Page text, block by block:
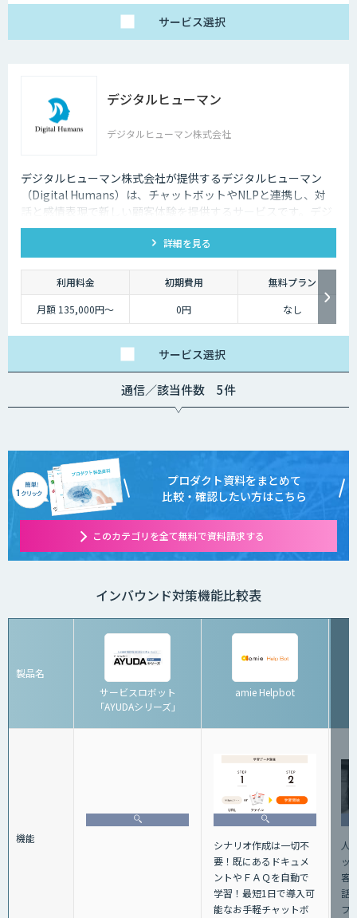
サービス選択
デジタルヒューマン
デジタルヒューマン株式会社
デジタルヒューマン株式会社が提供するデジタルヒューマン
（Digital Humans）は、チャットボットやNLPと連携し、対
話と感情表現で新しい顧客体験を提供するサービスです。デジ
タル従業員として、直感的で、インパクトがあり、競争力があ
るサービス創造と顧客体験が提供できます。
詳細を見る
利用料金 初期費用
無料プラン
月額 135,000円〜
0円 なし
サービス選択
通信／該当件数 5件
プロダクト資料をまとめて
比較・確認したい方はこちら
このカテゴリを全て無料で資料請求する
インバウンド対策機能比較表
製品名
サービスロボット
「AYUDAシリーズ」
amie Helpbot
機能
シナリオ作成は一切不
要！既にあるドキュメ
ントやＦＡＱを自動で
学習！最短1日で導入可
能なお手軽チャットボ
人
ッ
客
話
フ